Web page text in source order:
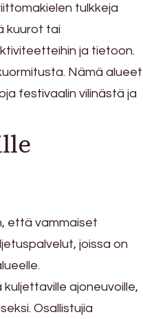
tulkkeja
kuurot tai
ja tietoon.
Nämä alueet
festivaalin vilinästä ja
että vammaiset
joissa on
ajoneuvoille,
Osallistujia